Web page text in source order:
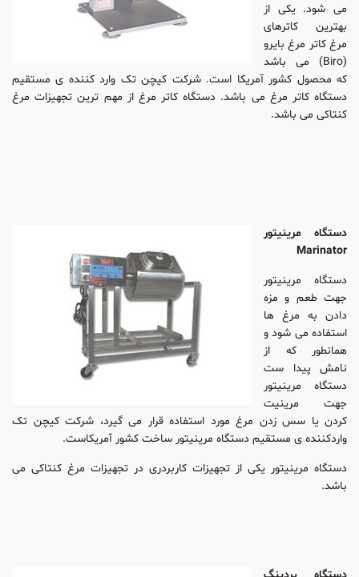
می شود. یکی از
بهترین کاترهای
مرغ کاتر مرغ بایرو
(Biro) می باشد
که محصول کشور آمریکا است. شرکت کیچن تک وارد کننده ی مستقیم
دستگاه کاتر مرغ می باشد. دستگاه کاتر مرغ از مهم ترین تجهیزات مرغ
کنتاکی می باشد.
دستگاه مرینیتور
Marinator
دستگاه مرینیتور
جهت طعم و مزه
دادن به مرغ ها
استفاده می شود و
همانطور که از
نامش پیدا ست
دستگاه مرینیتور
جهت مرینیت
کردن یا سس زدن مرغ مورد استفاده قرار می گیرد، شرکت کیچن تک
واردکننده ی مستقیم دستگاه مرینیتور ساخت کشور آمریکاست.
دستگاه مرینیتور یکی از تجهیزات کاربردری در تجهیزات مرغ کنتاکی می
باشد.